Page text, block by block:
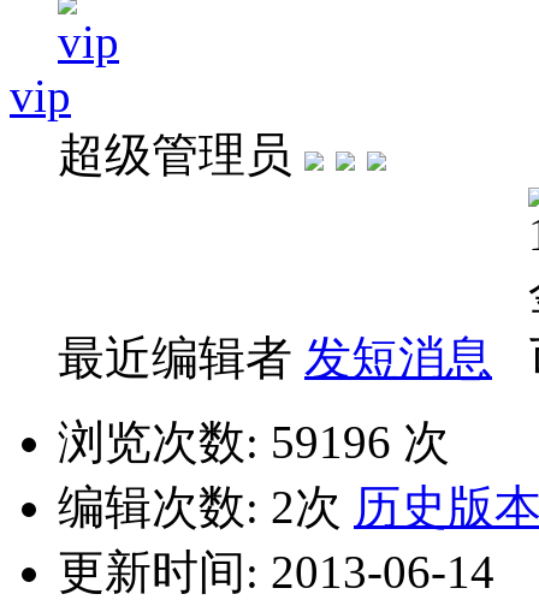
vip
超级管理员
最近编辑者 发短消息
浏览次数: 59196 次
编辑次数: 2次 历史版
更新时间: 2013-06-14